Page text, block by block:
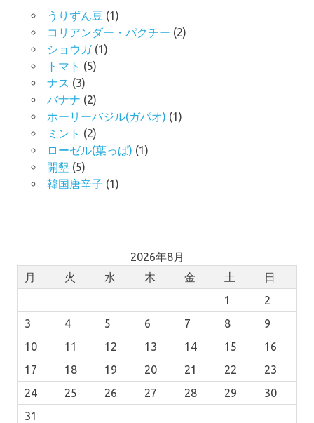
うりずん豆 (1)
コリアンダー・パクチー (2)
ショウガ(1)
トマト (5)
ナス (3)
バナナ (2)
ホーリーバジル(ガパオ) (1)
ミント (2)
ローゼル(葉っぱ) (1)
開墾 (5)
韓国唐辛子 (1)
2026年8月
月
火 水 木 金 土
日
1
2
3
4 5 6 7 8
9
10
11 12 13 14 15
16
17
18 19 20 21 22
23
24
25 26 27 28 29
30
31